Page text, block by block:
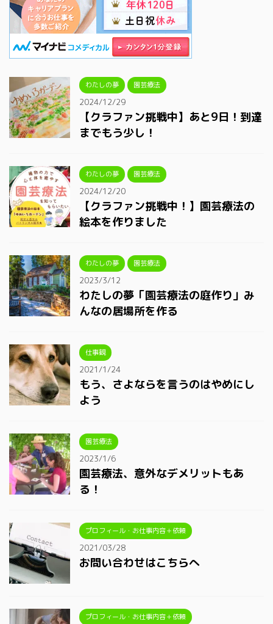
わたしの夢 園芸療法
2024/12/29
【クラファン挑戦中】あと9日！到達
までもう少し！
わたしの夢 園芸療法
2024/12/20
【クラファン挑戦中！】園芸療法の
絵本を作りました
わたしの夢 園芸療法
2023/3/12
わたしの夢「園芸療法の庭作り」み
んなの居場所を作る
仕事観
2021/1/24
もう、さよならを言うのはやめにし
よう
園芸療法
2023/1/6
園芸療法、意外なデメリットもあ
る！
プロフィール・お仕事内容＋依頼
2021/03/28
お問い合わせはこちらへ
プロフィール・お仕事内容＋依頼